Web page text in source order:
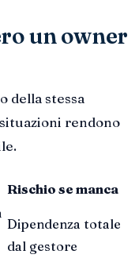
un owner
della stessa
rendono
Rischio se manca
Dipendenza totale
dal gestore